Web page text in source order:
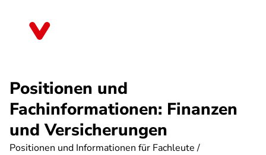
Positionen und
Fachinformationen: Finanzen
und Versicherungen
Positionen und Informationen für Fachleute /